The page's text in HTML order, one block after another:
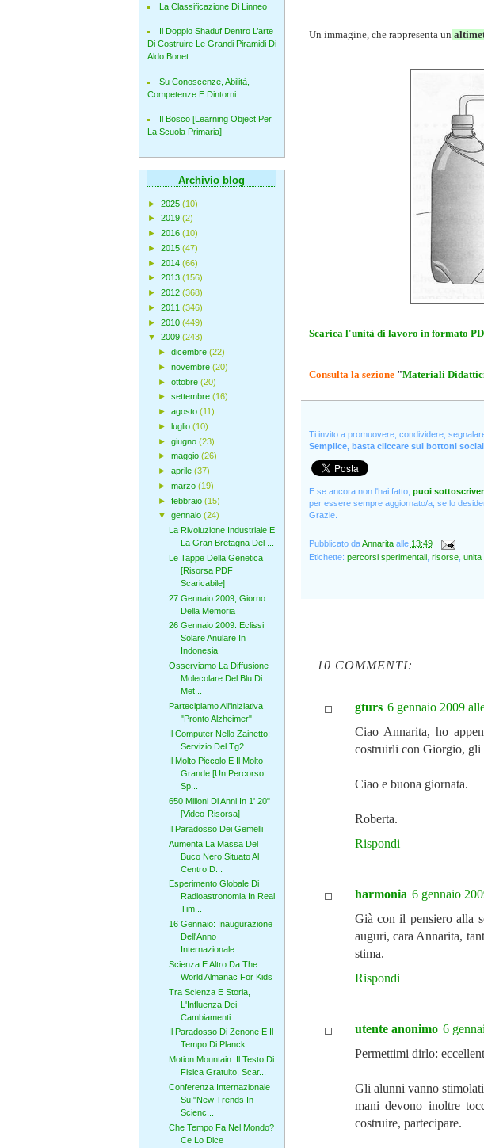
Un immagine, che rappresenta un
Scarica l'unità di lavoro in formato
Consulta la sezione"Materiali
Ti invito a promuovere, condividere,
Semplice, basta cliccare sui bottoni social.
E se ancora non l'hai fatto, puoi
per essere sempre aggiornato/a, se lo
Grazie.
Pubblicato daAnnarita alle 13:49
Etichette: percorsi sperimentali, risorse, unita
10 COMMENTI:
gturs 6 gennaio 2009
Ciao Annarita, ho
costruirli con Giorgio, gli
Ciao e buona giornata.
Roberta.
Rispondi
harmonia 6 gennaio
Già con il pensiero alla
auguri, cara Annarita,
stima.
Rispondi
utente anonimo 6
Permettimi dirlo:
Gli alunni vanno
mani devono inoltre
costruire, partecipare.
La Classificazione Di Linneo
Il Doppio Shaduf Dentro L’arte
Di Costruire Le Grandi Piramidi Di
Aldo Bonet
Su Conoscenze, Abilità,
Competenze E Dintorni
Il Bosco [Learning Object Per
La Scuola Primaria]
Archivio blog
► 2025 (10)
► 2019 (2)
► 2016 (10)
► 2015 (47)
► 2014 (66)
► 2013 (156)
► 2012 (368)
► 2011 (346)
► 2010 (449)
▼ 2009 (243)
► dicembre (22)
► novembre (20)
► ottobre (20)
► settembre (16)
► agosto (11)
► luglio (10)
► giugno (23)
► maggio (26)
► aprile (37)
► marzo (19)
► febbraio (15)
▼ gennaio (24)
La Rivoluzione Industriale E
La Gran Bretagna Del ...
Le Tappe Della Genetica
[Risorsa PDF
Scaricabile]
27 Gennaio 2009, Giorno
Della Memoria
26 Gennaio 2009: Eclissi
Solare Anulare In
Indonesia
Osserviamo La Diffusione
Molecolare Del Blu Di
Met...
Partecipiamo All'iniziativa
"Pronto Alzheimer"
Il Computer Nello Zainetto:
Servizio Del Tg2
Il Molto Piccolo E Il Molto
Grande [Un Percorso
Sp...
650 Milioni Di Anni In 1' 20"
[Video-Risorsa]
Il Paradosso Dei Gemelli
Aumenta La Massa Del
Buco Nero Situato Al
Centro D...
Esperimento Globale Di
Radioastronomia In Real
Tim...
16 Gennaio: Inaugurazione
Dell'Anno
Internazionale...
Scienza E Altro Da The
World Almanac For Kids
Tra Scienza E Storia,
L'Influenza Dei
Cambiamenti ...
Il Paradosso Di Zenone E Il
Tempo Di Planck
Motion Mountain: Il Testo Di
Fisica Gratuito, Scar...
Conferenza Internazionale
Su "New Trends In
Scienc...
Che Tempo Fa Nel Mondo?
Ce Lo Dice